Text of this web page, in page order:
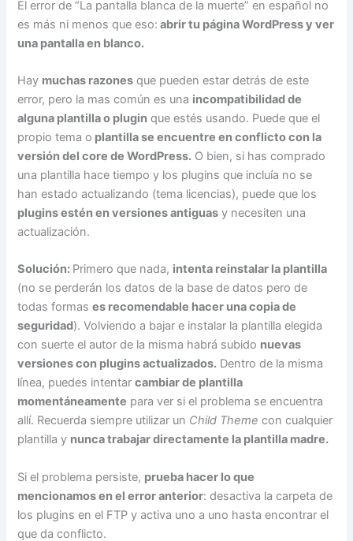
El error de “La pantalla blanca de la muerte” en español no
es más ni menos que eso: abrir tu página WordPress y ver
una pantalla en blanco.
Hay muchas razones que pueden estar detrás de este
error, pero la mas común es una incompatibilidad de
alguna plantilla o plugin que estés usando. Puede que el
propio tema o plantilla se encuentre en conflicto con la
versión del core de WordPress. O bien, si has comprado
una plantilla hace tiempo y los plugins que incluía no se
han estado actualizando (tema licencias), puede que los
plugins estén en versiones antiguas y necesiten una
actualización.
Solución: Primero que nada, intenta reinstalar la plantilla
(no se perderán los datos de la base de datos pero de
todas formases recomendable hacer una copia de
seguridad). Volviendo a bajar e instalar la plantilla elegida
con suerte el autor de la misma habrá subido nuevas
versiones con plugins actualizados. Dentro de la misma
línea, puedes intentarcambiar de plantilla
momentáneamente para ver si el problema se encuentra
allí. Recuerda siempre utilizar un Child Theme con cualquier
plantilla y nunca trabajar directamente la plantilla madre.
Si el problema persiste, prueba hacer lo que
mencionamos en el error anterior: desactiva la carpeta de
los plugins en el FTP y activa uno a uno hasta encontrar el
que da conflicto.